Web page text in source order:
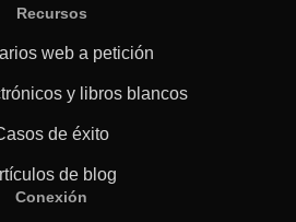
Recursos
web a petición
y libros blancos
de éxito
de blog
Conexión